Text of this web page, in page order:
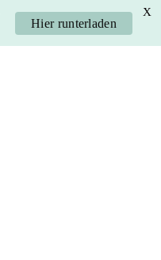
Hier runterladen
X